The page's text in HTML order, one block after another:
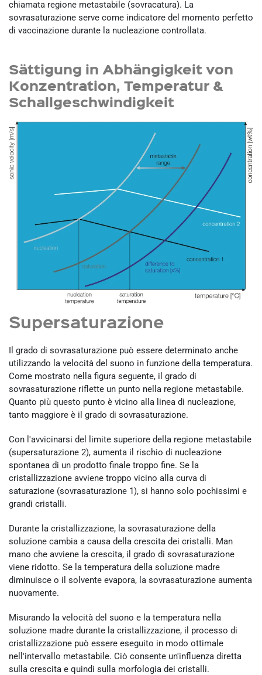
chiamata regione metastabile (sovracatura). La
sovrasaturazione serve come indicatore del momento perfetto
di vaccinazione durante la nucleazione controllata.
Sättigung in Abhängigkeit von
Konzentration, Temperatur &
Schallgeschwindigkeit
Supersaturazione
Il grado di sovrasaturazione può essere determinato anche
utilizzando la velocità del suono in funzione della temperatura.
Come mostrato nella figura seguente, il grado di
sovrasaturazione riflette un punto nella regione metastabile.
Quanto più questo punto è vicino alla linea di nucleazione,
tanto maggiore è il grado di sovrasaturazione.
Con l'avvicinarsi del limite superiore della regione metastabile
(supersaturazione 2), aumenta il rischio di nucleazione
spontanea di un prodotto finale troppo fine. Se la
cristallizzazione avviene troppo vicino alla curva di
saturazione (sovrasaturazione 1), si hanno solo pochissimi e
grandi cristalli.
Durante la cristallizzazione, la sovrasaturazione della
soluzione cambia a causa della crescita dei cristalli. Man
mano che avviene la crescita, il grado di sovrasaturazione
viene ridotto. Se la temperatura della soluzione madre
diminuisce o il solvente evapora, la sovrasaturazione aumenta
nuovamente.
Misurando la velocità del suono e la temperatura nella
soluzione madre durante la cristallizzazione, il processo di
cristallizzazione può essere eseguito in modo ottimale
nell'intervallo metastabile. Ciò consente un'influenza diretta
sulla crescita e quindi sulla morfologia dei cristalli.